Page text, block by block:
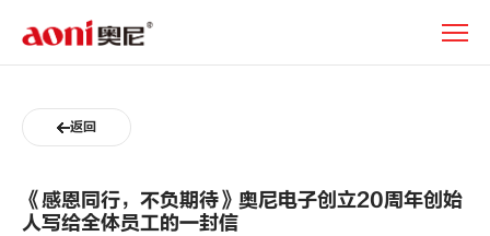
动
返回
《感恩同行，不负期待》奥尼电子创立20周年创始
人写给全体员工的一封信